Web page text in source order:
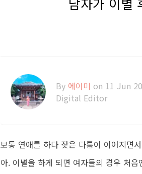
By 에이미 on 11 Jun
Digital Editor
보통 연애를 하다 잦은 다툼이 이어지면
아. 이별을 하게 되면 여자들의 경우 처